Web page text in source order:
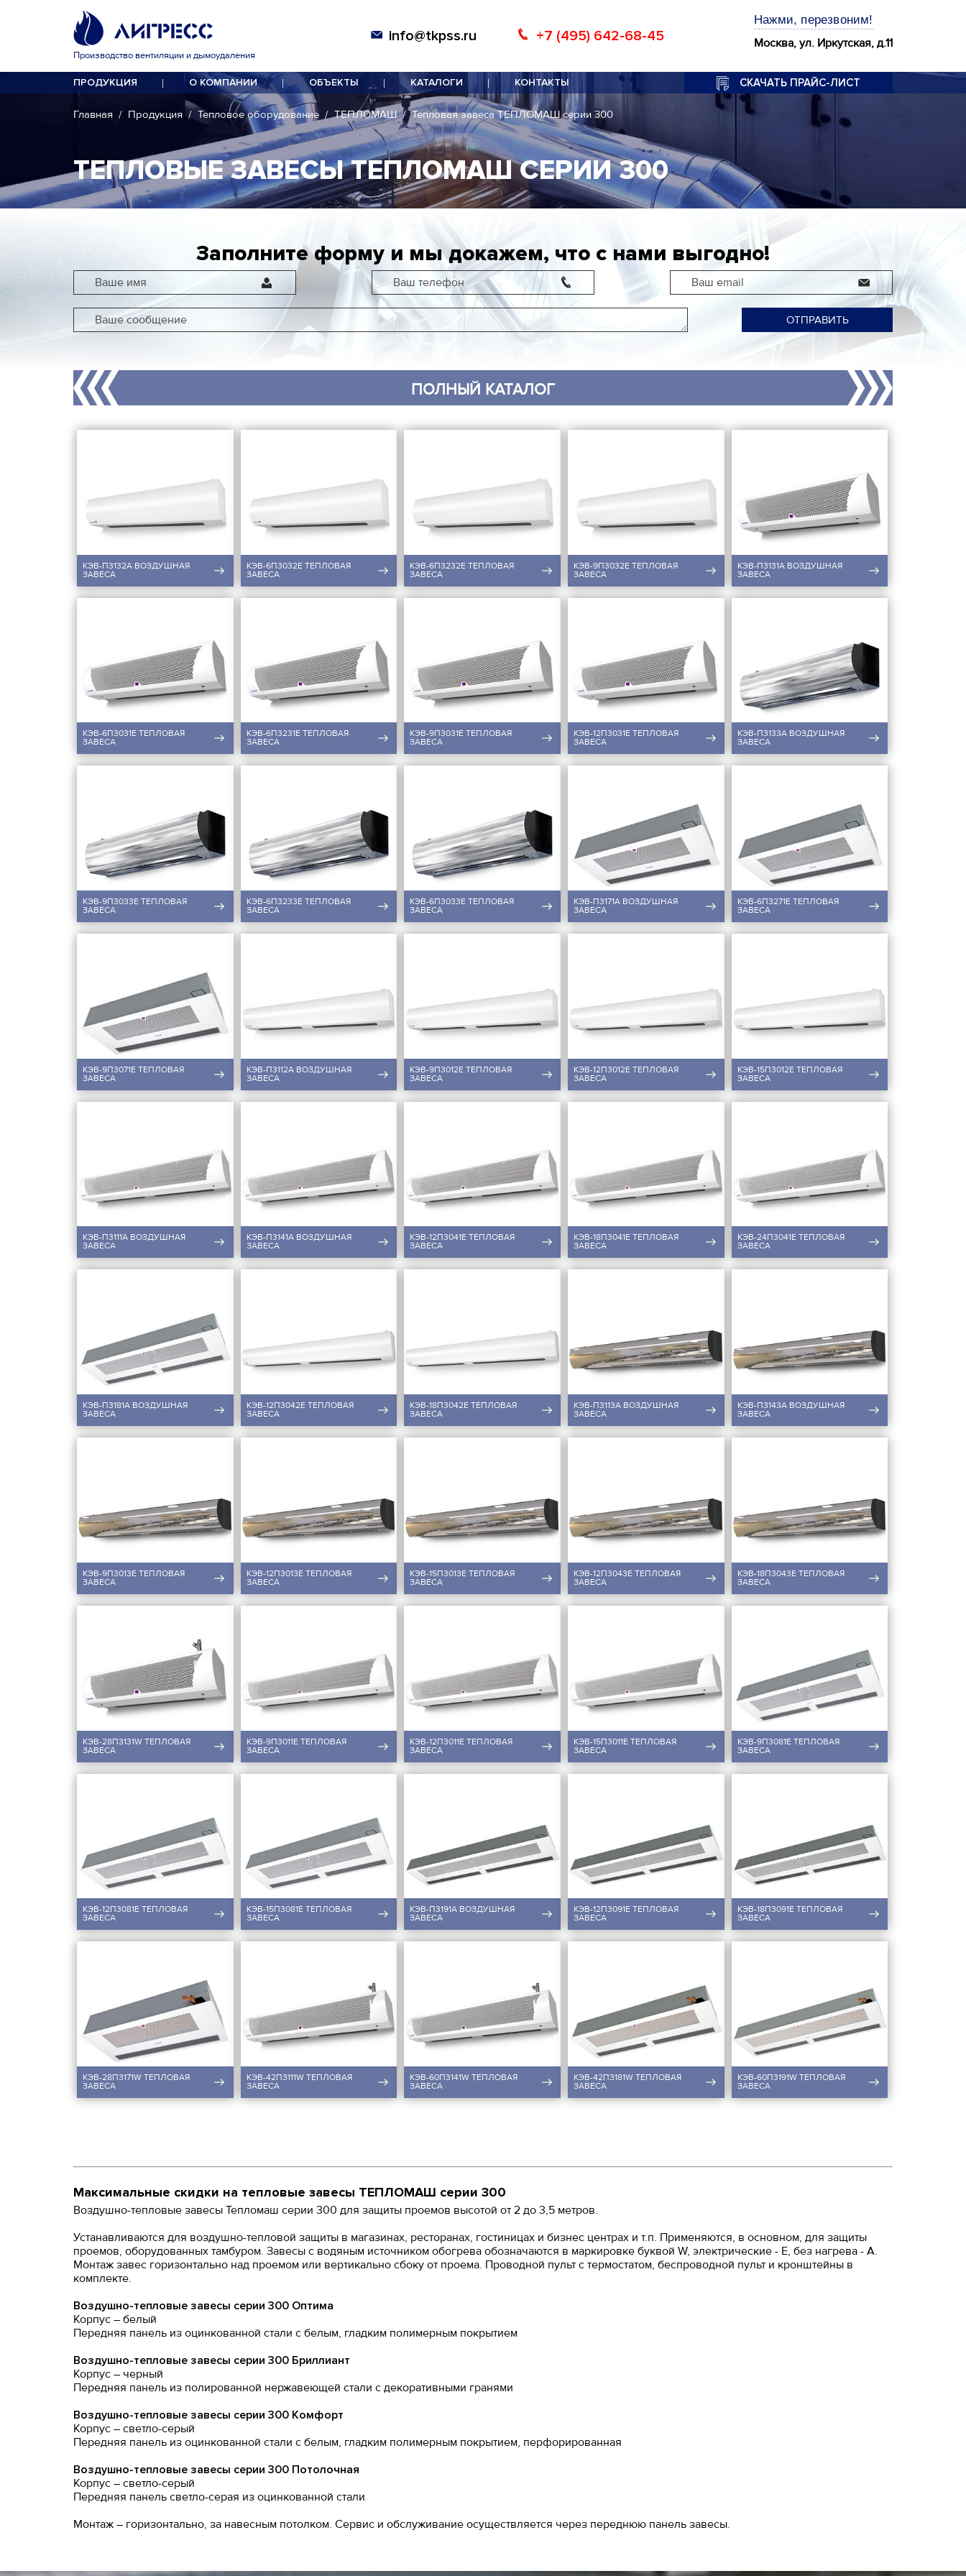
Производство вентиляции и дымоудаления
info@tkpss.ru +7 (495) 642-68-45
Нажми, перезвоним!
Москва, ул. Иркутская, д.11
ПРОДУКЦИЯ О КОМПАНИИ ОБЪЕКТЫ КАТАЛОГИ КОНТАКТЫ СКАЧАТЬ ПРАЙС-ЛИСТ
Главная Продукция Тепловое оборудование ТЕПЛОМАШ Тепловая завеса ТЕПЛОМАШ серии 300
ТЕПЛОВЫЕ ЗАВЕСЫ ТЕПЛОМАШ СЕРИИ 300
Заполните форму и мы докажем, что с нами выгодно!
Ваше имя Ваш телефон Ваш email
Ваше сообщение ОТПРАВИТЬ
ПОЛНЫЙ КАТАЛОГ
КЭВ-П3132A ВОЗДУШНАЯ
ЗАВЕСА
КЭВ-6П3032E ТЕПЛОВАЯ
ЗАВЕСА
КЭВ-6П3232E ТЕПЛОВАЯ
ЗАВЕСА
КЭВ-9П3032E ТЕПЛОВАЯ
ЗАВЕСА
КЭВ-П3131A ВОЗДУШНАЯ
ЗАВЕСА
КЭВ-6П3031E ТЕПЛОВАЯ
ЗАВЕСА
КЭВ-6П3231E ТЕПЛОВАЯ
ЗАВЕСА
КЭВ-9П3031E ТЕПЛОВАЯ
ЗАВЕСА
КЭВ-12П3031E ТЕПЛОВАЯ
ЗАВЕСА
КЭВ-П3133А ВОЗДУШНАЯ
ЗАВЕСА
КЭВ-9П3033Е ТЕПЛОВАЯ
ЗАВЕСА
КЭВ-6П3233Е ТЕПЛОВАЯ
ЗАВЕСА
КЭВ-6П3033Е ТЕПЛОВАЯ
ЗАВЕСА
КЭВ-П3171A ВОЗДУШНАЯ
ЗАВЕСА
КЭВ-6П3271E ТЕПЛОВАЯ
ЗАВЕСА
КЭВ-9П3071E ТЕПЛОВАЯ
ЗАВЕСА
КЭВ-П3112A ВОЗДУШНАЯ
ЗАВЕСА
КЭВ-9П3012E ТЕПЛОВАЯ
ЗАВЕСА
КЭВ-12П3012E ТЕПЛОВАЯ
ЗАВЕСА
КЭВ-15П3012E ТЕПЛОВАЯ
ЗАВЕСА
КЭВ-П3111A ВОЗДУШНАЯ
ЗАВЕСА
КЭВ-П3141A ВОЗДУШНАЯ
ЗАВЕСА
КЭВ-12П3041E ТЕПЛОВАЯ
ЗАВЕСА
КЭВ-18П3041E ТЕПЛОВАЯ
ЗАВЕСА
КЭВ-24П3041E ТЕПЛОВАЯ
ЗАВЕСА
КЭВ-П3181A ВОЗДУШНАЯ
ЗАВЕСА
КЭВ-12П3042E ТЕПЛОВАЯ
ЗАВЕСА
КЭВ-18П3042E ТЕПЛОВАЯ
ЗАВЕСА
КЭВ-П3113А ВОЗДУШНАЯ
ЗАВЕСА
КЭВ-П3143А ВОЗДУШНАЯ
ЗАВЕСА
КЭВ-9П3013Е ТЕПЛОВАЯ
ЗАВЕСА
КЭВ-12П3013Е ТЕПЛОВАЯ
ЗАВЕСА
КЭВ-15П3013Е ТЕПЛОВАЯ
ЗАВЕСА
КЭВ-12П3043Е ТЕПЛОВАЯ
ЗАВЕСА
КЭВ-18П3043Е ТЕПЛОВАЯ
ЗАВЕСА
КЭВ-28П3131W ТЕПЛОВАЯ
ЗАВЕСА
КЭВ-9П3011E ТЕПЛОВАЯ
ЗАВЕСА
КЭВ-12П3011E ТЕПЛОВАЯ
ЗАВЕСА
КЭВ-15П3011E ТЕПЛОВАЯ
ЗАВЕСА
КЭВ-9П3081E ТЕПЛОВАЯ
ЗАВЕСА
КЭВ-12П3081E ТЕПЛОВАЯ
ЗАВЕСА
КЭВ-15П3081E ТЕПЛОВАЯ
ЗАВЕСА
КЭВ-П3191A ВОЗДУШНАЯ
ЗАВЕСА
КЭВ-12П3091E ТЕПЛОВАЯ
ЗАВЕСА
КЭВ-18П3091E ТЕПЛОВАЯ
ЗАВЕСА
КЭВ-28П3171W ТЕПЛОВАЯ
ЗАВЕСА
КЭВ-42П3111W ТЕПЛОВАЯ
ЗАВЕСА
КЭВ-60П3141W ТЕПЛОВАЯ
ЗАВЕСА
КЭВ-42П3181W ТЕПЛОВАЯ
ЗАВЕСА
КЭВ-60П3191W ТЕПЛОВАЯ
ЗАВЕСА
Максимальные скидки на тепловые завесы ТЕПЛОМАШ серии 300
Воздушно-тепловые завесы Тепломаш серии 300 для защиты проемов высотой от 2 до 3,5 метров.
Устанавливаются для воздушно-тепловой защиты в магазинах, ресторанах, гостиницах и бизнес центрах и т.п. Применяются, в основном, для защиты
проемов, оборудованных тамбуром. Завесы с водяным источником обогрева обозначаются в маркировке буквой W, электрические - Е, без нагрева - А.
Монтаж завес горизонтально над проемом или вертикально сбоку от проема. Проводной пульт с термостатом, беспроводной пульт и кронштейны в
комплекте.
Воздушно-тепловые завесы серии 300 Оптима
Корпус – белый
Передняя панель из оцинкованной стали с белым, гладким полимерным покрытием
Воздушно-тепловые завесы серии 300 Бриллиант
Корпус – черный
Передняя панель из полированной нержавеющей стали с декоративными гранями
Воздушно-тепловые завесы серии 300 Комфорт
Корпус – светло-серый
Передняя панель из оцинкованной стали с белым, гладким полимерным покрытием, перфорированная
Воздушно-тепловые завесы серии 300 Потолочная
Корпус – светло-серый
Передняя панель светло-серая из оцинкованной стали
Монтаж – горизонтально, за навесным потолком. Сервис и обслуживание осуществляется через переднюю панель завесы.